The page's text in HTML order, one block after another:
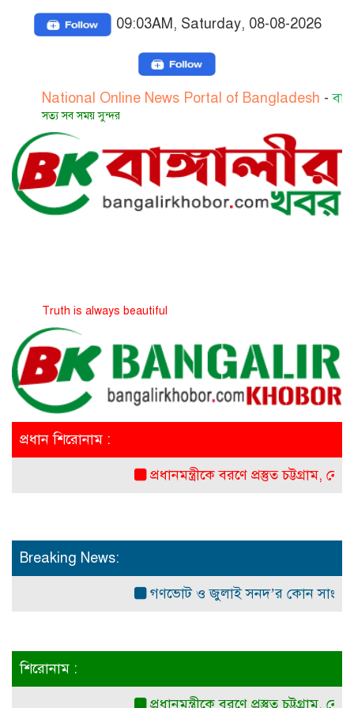
09:03AM, Saturday, 08-08-2026
Online News Portal of Bangladesh-
সব সময় সুন্দর
is always beautiful
প্রধান শিরোনাম :
প্রধানমন্ত্রীকে বরণে প্রস্তুত চট্টগ্রাম,
Breaking News:
গণভোট ও জুলাই সনদ’র কোন
শিরোনাম :
প্রধানমন্ত্রীকে বরণে প্রস্তুত চট্টগ্রাম,